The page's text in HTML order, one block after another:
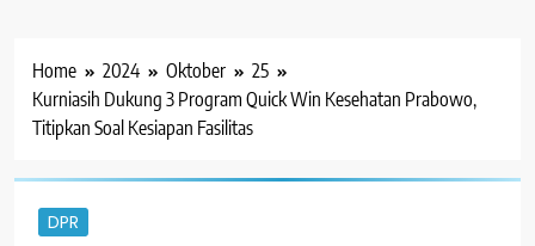
Home 2024 Oktober
25
Kurniasih Dukung 3 Program Quick Win Kesehatan Prabowo,
Titipkan Soal Kesiapan Fasilitas
DPR